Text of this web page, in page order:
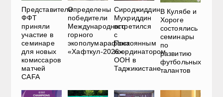
Представители
ФФТ
приняли
участие в
семинаре
для новых
комиссаров
матчей
CAFA
Определены
победители
Международного
горного
экополумарафона
«Хафткул-2026»
Сироджиддин
Мухриддин
встретился
с
Постоянным
координатором
ООН в
Таджикистане
В Кулябе и
Хороге
состоялись
семинары
по
развитию
футбольных
талантов